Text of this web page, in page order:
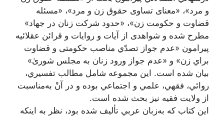
و مرد»، «معنای تساوی حقوق زن و مرد»، «مسئله
قضاوت و حکومت زن»، «حدود شرکت زنان در جهاد»
مطرح شده و شواهدی از آیات و روایات و قرائن عقلائیه
پیرامون «عدم‌ جواز تصدّي‌ مناصب‌ حكومتی‌ و قضاوت‌
براي‌ زن»‌ و «عدم‌ جواز ورود زنان‌ به‌ مجلس‌ شوریٰ»‌
بيان‌ شده‌ است‌. اين‌ مجموعه‌ شامل‌ مطالب‌ تفسيري‌،
روائي‌، فقهي‌، علمي‌ و اجتماعي‌ بوده‌ و در آن‌ْ به‌مناسبت‌
از ولايت‌ فقيه‌ نيز بحث‌ شده‌ است‌.
اين كتاب كه‌ به‌زبان‌ عربي‌ تأليف‌ شده‌ بود، نظر به‌ اينكه‌